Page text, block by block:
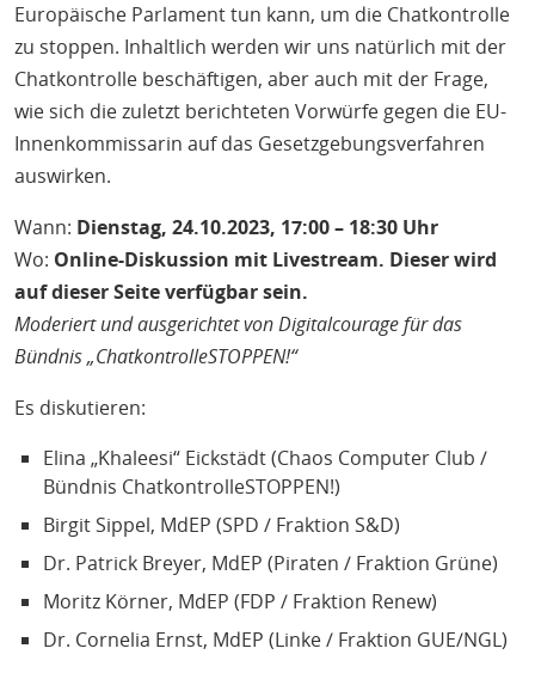
Europäische Parlament tun kann, um die Chatkontrolle
zu stoppen. Inhaltlich werden wir uns natürlich mit der
Chatkontrolle beschäftigen, aber auch mit der Frage,
wie sich die zuletzt berichteten Vorwürfe gegen die EU-
Innenkommissarin auf das Gesetzgebungsverfahren
auswirken.
Wann: Dienstag, 24.10.2023, 17:00 – 18:30 Uhr
Wo: Online-Diskussion mit Livestream. Dieser wird
auf dieser Seite verfügbar sein.
Moderiert und ausgerichtet von Digitalcourage für das
Bündnis „ChatkontrolleSTOPPEN!“
Es diskutieren:
Elina „Khaleesi“ Eickstädt (Chaos Computer Club /
Bündnis ChatkontrolleSTOPPEN!)
Birgit Sippel, MdEP (SPD / Fraktion S&D)
Dr. Patrick Breyer, MdEP (Piraten / Fraktion Grüne)
Moritz Körner, MdEP (FDP / Fraktion Renew)
Dr. Cornelia Ernst, MdEP (Linke / Fraktion GUE/NGL)